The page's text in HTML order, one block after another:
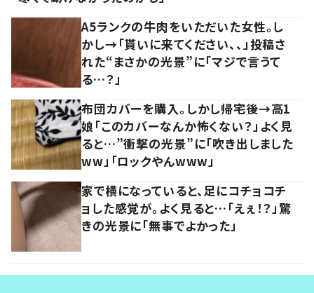
A5ランクの牛肉をいただいた女性。し
かし→「貰いに来てください、、」投稿さ
れた“まさかの光景”に「マジで言うて
る…？」
布団カバーを購入。しかし帰宅後→高1
娘「このカバーなんか怖くない？」よく見
ると…”衝撃の光景”に「吹き出しました
ww」「ロックやんwww」
家で横になっていると、足にコチョコチ
ョした感覚が。よく見ると…「えぇ！？」驚
きの光景に「無事でよかった」